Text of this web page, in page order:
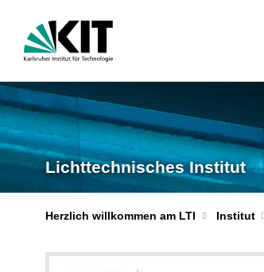
Lichttechnisches Institut
Herzlich willkommen am LTI Institut